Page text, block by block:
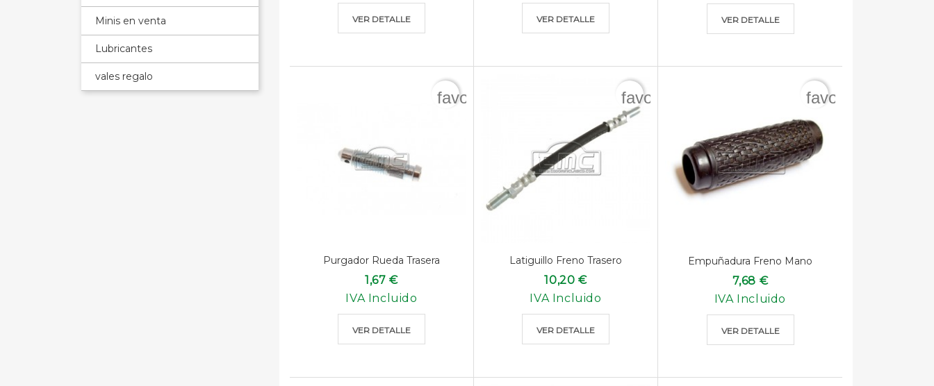
Minis en venta
Lubricantes
vales regalo
VER DETALLE VER DETALLE VER DETALLE
Purgador Rueda Trasera
1,67 €
IVA Incluido
VER DETALLE
favorite_border
Latiguillo Freno Trasero
10,20 €
IVA Incluido
VER DETALLE
favorite_border
Empuñadura Freno Mano
7,68 €
IVA Incluido
VER DETALLE
favorite_border